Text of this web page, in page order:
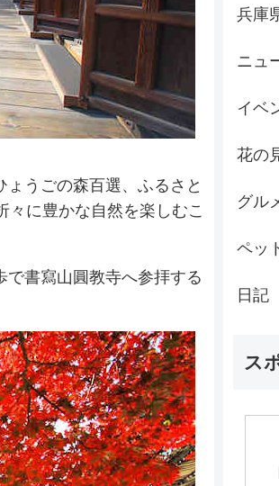
うごの森百選、ふるさと
に豊かな自然を楽しむこ
書寫山圓教寺へ参拝する
兵庫
ニュ
イベ
花の
グル
ペッ
日記
ス